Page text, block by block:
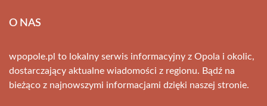
O NAS
wpopole.pl to lokalny serwis informacyjny z Opola i okolic,
dostarczający aktualne wiadomości z regionu. Bądź na
bieżąco z najnowszymi informacjami dzięki naszej stronie.